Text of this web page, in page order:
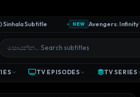
Subtitle NEW Avengers: Infinity
TV EPISODES TV SERIES